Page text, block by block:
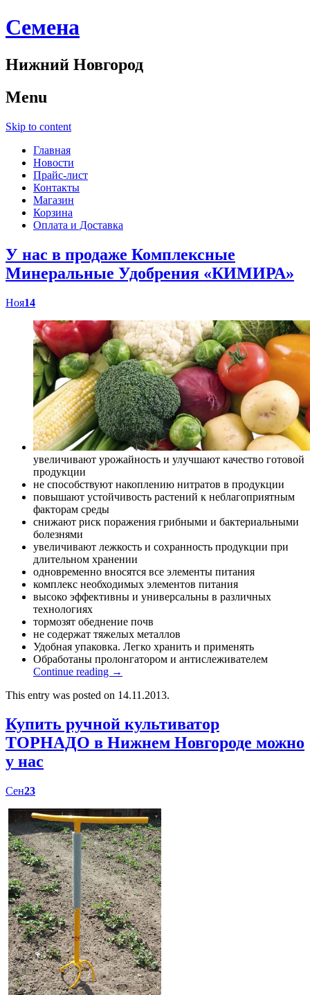
Cемена
Нижний Новгород
Menu
Skip to content
Главная
Новости
Прайс-лист
Контакты
Магазин
Корзина
Оплата и Доставка
У нас в продаже Комплексные
Минеральные Удобрения «КИМИРА»
Ноя14
увеличивают урожайность и улучшают качество готовой
продукции
не способствуют накоплению нитратов в продукции
повышают устойчивость растений к неблагоприятным
факторам среды
снижают риск поражения грибными и бактериальными
болезнями
увеличивают лежкость и сохранность продукции при
длительном хранении
одновременно вносятся все элементы питания
комплекс необходимых элементов питания
высоко эффективны и универсальны в различных
технологиях
тормозят обеднение почв
не содержат тяжелых металлов
Удобная упаковка. Легко хранить и применять
Обработаны пролонгатором и антислеживателем
Continue reading →
This entry was posted on 14.11.2013.
Купить ручной культиватор
ТОРНАДО в Нижнем Новгороде можно
у нас
Сен23